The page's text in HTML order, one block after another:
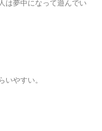
は夢中になって遊んでい
やすい。